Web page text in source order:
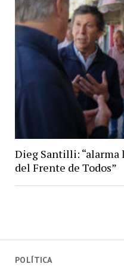
POLÍTICA
Dieg Santilli: “alarma
del Frente de Todos”